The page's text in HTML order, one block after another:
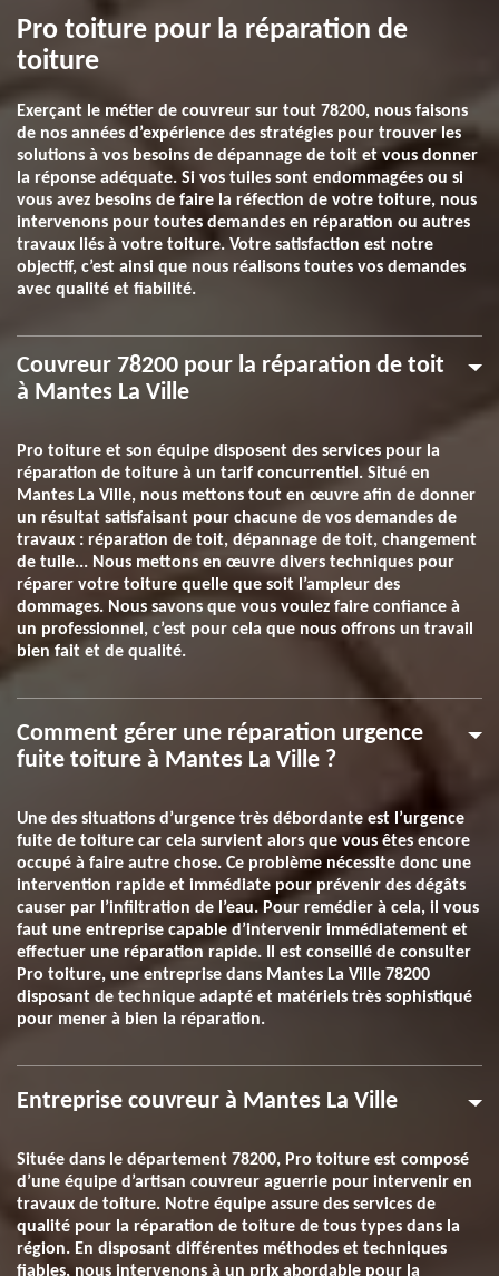
Pro toiture pour la réparation de
toiture
Exerçant le métier de couvreur sur tout 78200, nous faisons
de nos années d’expérience des stratégies pour trouver les
solutions à vos besoins de dépannage de toit et vous donner
la réponse adéquate. Si vos tuiles sont endommagées ou si
vous avez besoins de faire la réfection de votre toiture, nous
intervenons pour toutes demandes en réparation ou autres
travaux liés à votre toiture. Votre satisfaction est notre
objectif, c’est ainsi que nous réalisons toutes vos demandes
avec qualité et fiabilité.
Couvreur 78200 pour la réparation de toit
à Mantes La Ville
Pro toiture et son équipe disposent des services pour la
réparation de toiture à un tarif concurrentiel. Situé en
Mantes La Ville, nous mettons tout en œuvre afin de donner
un résultat satisfaisant pour chacune de vos demandes de
travaux : réparation de toit, dépannage de toit, changement
de tuile... Nous mettons en œuvre divers techniques pour
réparer votre toiture quelle que soit l’ampleur des
dommages. Nous savons que vous voulez faire confiance à
un professionnel, c’est pour cela que nous offrons un travail
bien fait et de qualité.
Comment gérer une réparation urgence
fuite toiture à Mantes La Ville ?
Une des situations d’urgence très débordante est l’urgence
fuite de toiture car cela survient alors que vous êtes encore
occupé à faire autre chose. Ce problème nécessite donc une
intervention rapide et immédiate pour prévenir des dégâts
causer par l’infiltration de l’eau. Pour remédier à cela, il vous
faut une entreprise capable d’intervenir immédiatement et
effectuer une réparation rapide. Il est conseillé de consulter
Pro toiture, une entreprise dans Mantes La Ville 78200
disposant de technique adapté et matériels très sophistiqué
pour mener à bien la réparation.
Entreprise couvreur à Mantes La Ville
Située dans le département 78200, Pro toiture est composé
d’une équipe d’artisan couvreur aguerrie pour intervenir en
travaux de toiture. Notre équipe assure des services de
qualité pour la réparation de toiture de tous types dans la
région. En disposant différentes méthodes et techniques
fiables, nous intervenons à un prix abordable pour la